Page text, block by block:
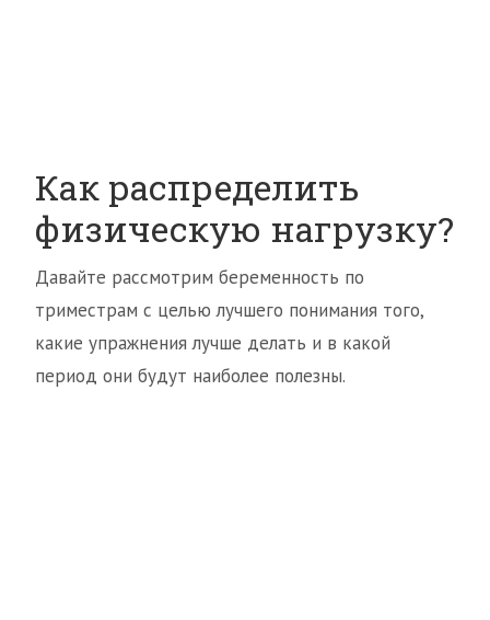
Как распределить
физическую нагрузку?
Давайте рассмотрим беременность по
триместрам с целью лучшего понимания того,
какие упражнения лучше делать и в какой
период они будут наиболее полезны.